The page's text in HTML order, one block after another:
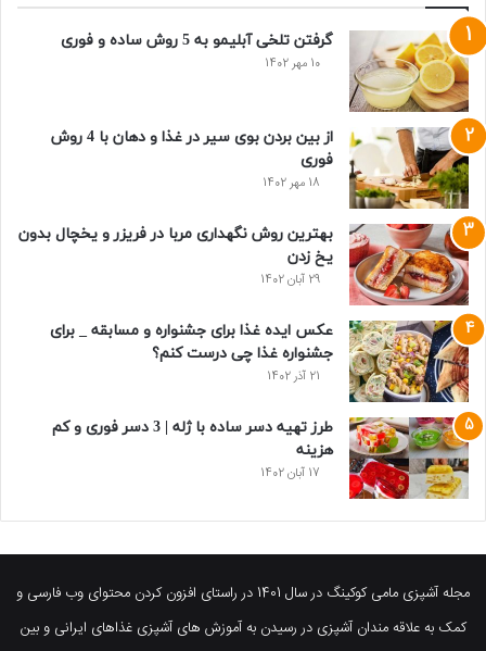
گرفتن تلخی آبلیمو به 5 روش ساده و فوری
10 مهر 1402
از بین بردن بوی سیر در غذا و دهان با 4 روش
فوری
18 مهر 1402
بهترین روش نگهداری مربا در فریزر و یخچال بدون
یخ زدن
29 آبان 1402
عکس ایده غذا برای جشنواره و مسابقه _ برای
جشنواره غذا چی درست کنم؟
21 آذر 1402
طرز تهیه دسر ساده با ژله | 3 دسر فوری و کم
هزینه
17 آبان 1402
مجله آشپزی مامی کوکینگ در سال 1401 در راستای افزون کردن محتوای وب فارسی و
کمک به علاقه مندان آشپزی در رسیدن به آموزش های آشپزی غذاهای ایرانی و بین